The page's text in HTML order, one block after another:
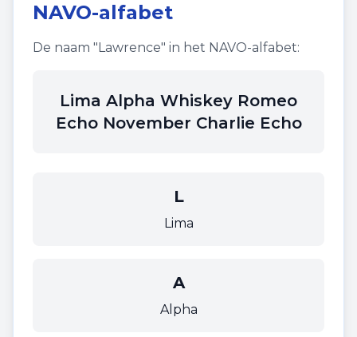
NAVO-alfabet
De naam "Lawrence" in het NAVO-alfabet:
Lima Alpha Whiskey Romeo
Echo November Charlie Echo
L
Lima
A
Alpha